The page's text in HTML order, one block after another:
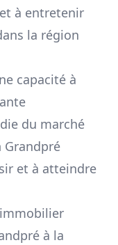
à entretenir
la région
capacité à
du marché
Grandpré
et à atteindre
à la